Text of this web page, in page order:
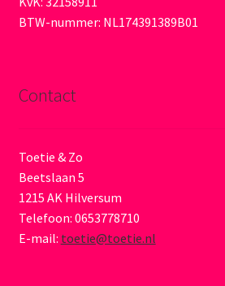
BTW-nummer: NL174391389B01
Contact
Toetie & Zo
Beetslaan 5
1215 AK Hilversum
Telefoon: 0653778710
E-mail: toetie@toetie.nl